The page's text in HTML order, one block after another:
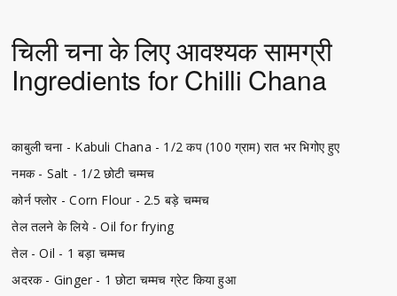
चिली चना के लिए आवश्यक सामग्री
Ingredients for Chilli Chana
काबुली चना - Kabuli Chana - 1/2 कप (100 ग्राम) रात भर भिगोए हुए
नमक - Salt - 1/2 छोटी चम्मच
कोर्न फ्लोर - Corn Flour - 2.5 बड़े चम्मच
तेल तलने के लिये - Oil for frying
तेल - Oil - 1 बड़ा चम्मच
अदरक - Ginger - 1 छोटा चम्मच ग्रेट किया हुआ